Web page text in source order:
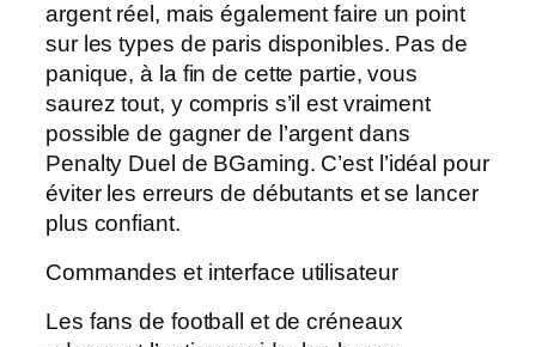
argent réel, mais également faire un point
sur les types de paris disponibles. Pas de
panique, à la fin de cette partie, vous
saurez tout, y compris s’il est vraiment
possible de gagner de l’argent dans
Penalty Duel de BGaming. C’est l’idéal pour
éviter les erreurs de débutants et se lancer
plus confiant.
Commandes et interface utilisateur
Les fans de football et de créneaux